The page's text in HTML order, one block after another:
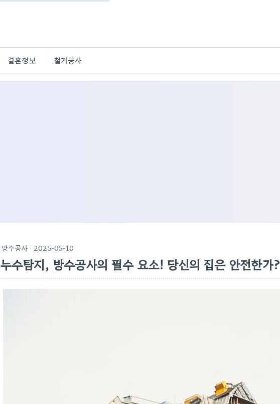
결혼정보 철거공사
방수공사 · 2025-05-10
누수탐지, 방수공사의 필수 요소! 당신의 집은 안전한가?